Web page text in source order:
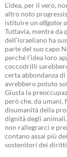
L’idea, per il vero,
altro noto
istituire un alligator
Tuttavia, mentre da
dell’israeliano ha
parte del suo capo
perché l’idea loro
coccodrilli
certa abbondanza
avrebbero potuto
Giusta la
però che, da
disumanità della
dignità degli
non rallegrarci e
contano assai più
sostenitori dei diritti